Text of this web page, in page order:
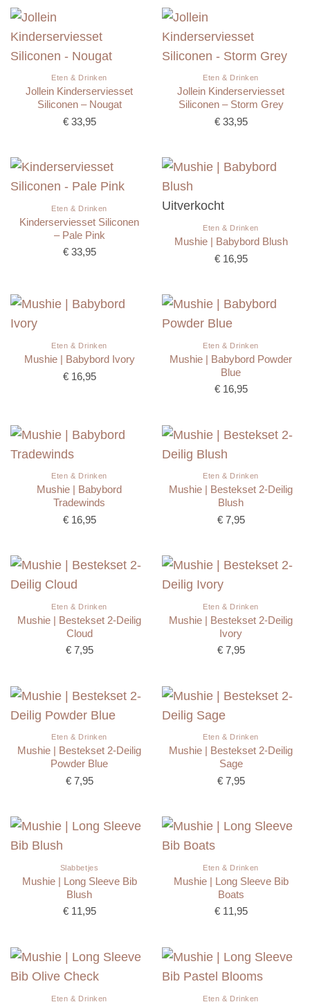
Eten & Drinken
Jollein Kinderserviesset
Siliconen – Nougat
€33,95
Eten & Drinken
Jollein Kinderserviesset
Siliconen – Storm Grey
€33,95
Eten & Drinken
Kinderserviesset Siliconen
– Pale Pink
€33,95
Uitverkocht
Eten & Drinken
Mushie | Babybord Blush
€16,95
Eten & Drinken
Mushie | Babybord Ivory
€16,95
Eten & Drinken
Mushie | Babybord Powder
Blue
€16,95
Eten & Drinken
Mushie | Babybord
Tradewinds
€16,95
Eten & Drinken
Mushie | Bestekset 2-Deilig
Blush
€7,95
Eten & Drinken
Mushie | Bestekset 2-Deilig
Cloud
€7,95
Eten & Drinken
Mushie | Bestekset 2-Deilig
Ivory
€7,95
Eten & Drinken
Mushie | Bestekset 2-Deilig
Powder Blue
€7,95
Eten & Drinken
Mushie | Bestekset 2-Deilig
Sage
€7,95
Slabbetjes
Mushie | Long Sleeve Bib
Blush
€11,95
Eten & Drinken
Mushie | Long Sleeve Bib
Boats
€11,95
Eten & Drinken Eten & Drinken